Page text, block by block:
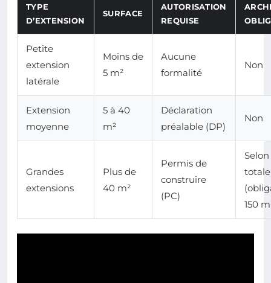
TYPE
D’EXTENSION
SURFACE
AUTORISATION
REQUISE
Petite
extension
latérale
Moins de
5 m²
Aucune
formalité
Non
Extension
moyenne
5 à 40
m²
Déclaration
préalable (DP)
Non
Grandes
extensions
Plus de
40 m²
Permis de
construire
(PC)
totale
150